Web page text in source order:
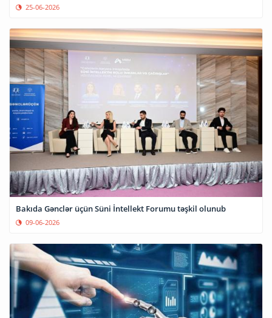
25-06-2026
Bakıda Gənclər üçün Süni İntellekt Forumu təşkil olunub
09-06-2026